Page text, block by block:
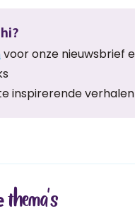
voor onze nieuwsbrief
inspirerende
thema's